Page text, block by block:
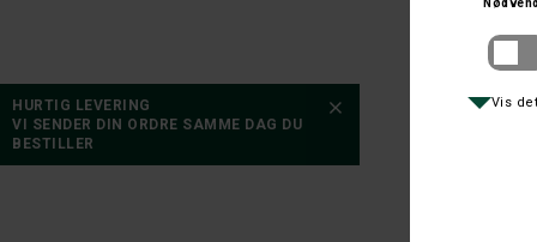
HURTIG LEVERING
VI SENDER DIN ORDRE SAMME DAG DU
BESTILLER